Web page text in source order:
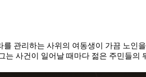
관리하는 사위의 여동생이 가끔 노인
사건이 일어날 때마다 젊은 주민들의